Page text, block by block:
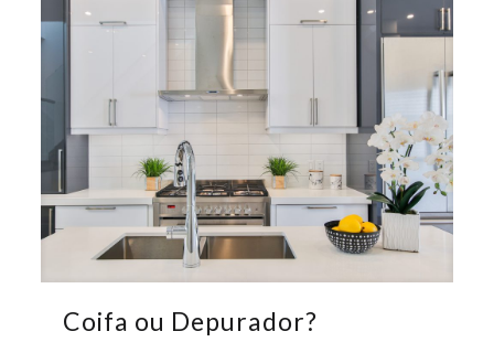
Coifa ou Depurador?